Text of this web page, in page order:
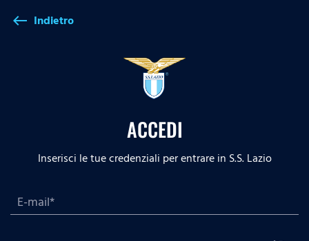
west Indietro
ACCEDI
Inserisci le tue credenziali per entrare in S.S. Lazio